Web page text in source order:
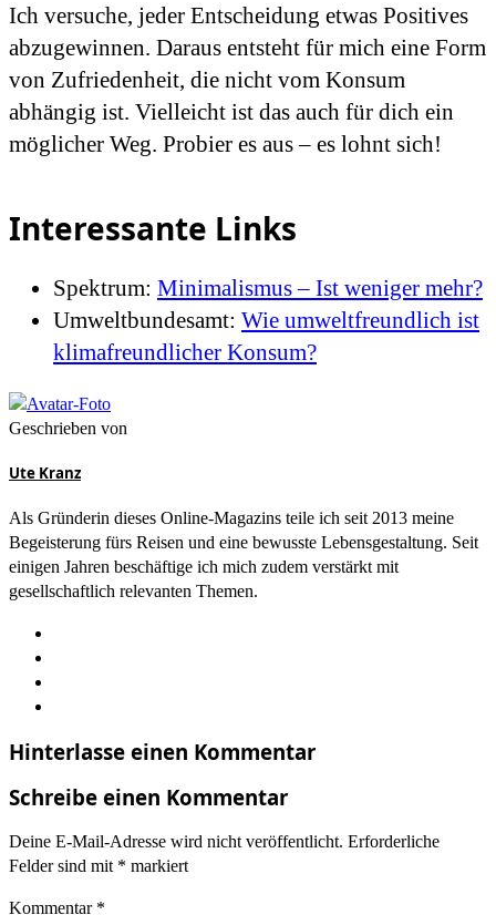
Ich versuche, jeder Entscheidung etwas Positives
abzugewinnen. Daraus entsteht für mich eine Form
von Zufriedenheit, die nicht vom Konsum
abhängig ist. Vielleicht ist das auch für dich ein
möglicher Weg. Probier es aus – es lohnt sich!
Interessante Links
Spektrum: Minimalismus – Ist weniger mehr?
Umweltbundesamt: Wie umweltfreundlich ist
klimafreundlicher Konsum?
Geschrieben von
Ute Kranz
Als Gründerin dieses Online-Magazins teile ich seit 2013 meine
Begeisterung fürs Reisen und eine bewusste Lebensgestaltung. Seit
einigen Jahren beschäftige ich mich zudem verstärkt mit
gesellschaftlich relevanten Themen.
Hinterlasse einen Kommentar
Schreibe einen Kommentar
Deine E-Mail-Adresse wird nicht veröffentlicht. Erforderliche
Felder sind mit * markiert
Kommentar *